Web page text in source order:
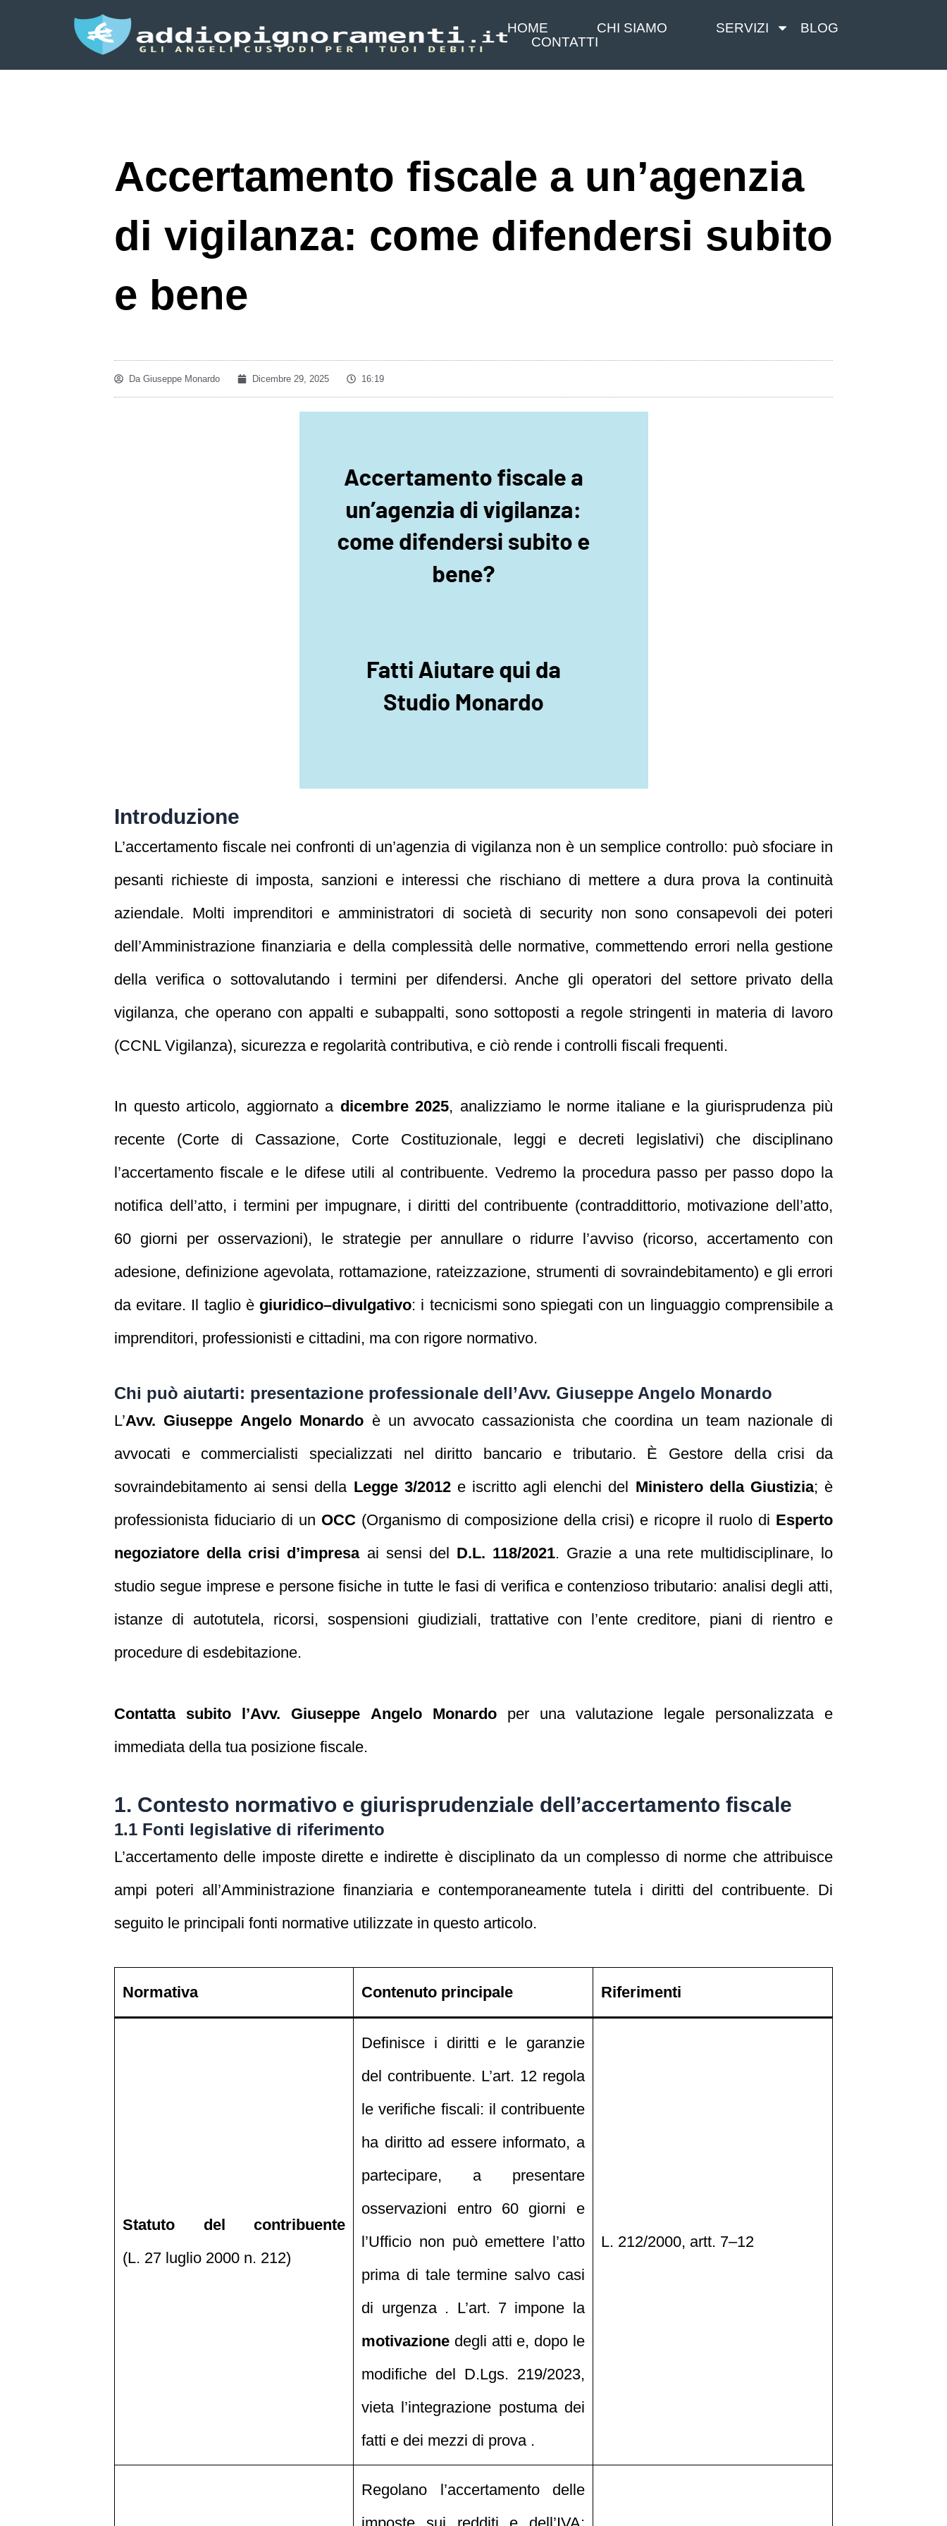
HOME CHI SIAMO SERVIZI
BLOG
CONTATTI
Accertamento fiscale a un’agenzia
di vigilanza: come difendersi subito
e bene
DaGiuseppe Monardo Dicembre 29, 2025 16:19
Introduzione
L’accertamento fiscale nei confronti di un’agenzia di vigilanza non è un semplice controllo: può sfociare in
pesanti richieste di imposta, sanzioni e interessi che rischiano di mettere a dura prova la continuità
aziendale. Molti imprenditori e amministratori di società di security non sono consapevoli dei poteri
dell’Amministrazione finanziaria e della complessità delle normative, commettendo errori nella gestione
della verifica o sottovalutando i termini per difendersi. Anche gli operatori del settore privato della
vigilanza, che operano con appalti e subappalti, sono sottoposti a regole stringenti in materia di lavoro
(CCNL Vigilanza), sicurezza e regolarità contributiva, e ciò rende i controlli fiscali frequenti.
In questo articolo, aggiornato a dicembre 2025, analizziamo le norme italiane e la giurisprudenza più
recente (Corte di Cassazione, Corte Costituzionale, leggi e decreti legislativi) che disciplinano
l’accertamento fiscale e le difese utili al contribuente. Vedremo la procedura passo per passo dopo la
notifica dell’atto, i termini per impugnare, i diritti del contribuente (contraddittorio, motivazione dell’atto,
60 giorni per osservazioni), le strategie per annullare o ridurre l’avviso (ricorso, accertamento con
adesione, definizione agevolata, rottamazione, rateizzazione, strumenti di sovraindebitamento) e gli errori
da evitare. Il taglio è giuridico–divulgativo: i tecnicismi sono spiegati con un linguaggio comprensibile a
imprenditori, professionisti e cittadini, ma con rigore normativo.
Chi può aiutarti: presentazione professionale dell’Avv. Giuseppe Angelo Monardo
L’Avv. Giuseppe Angelo Monardo è un avvocato cassazionista che coordina un team nazionale di
avvocati e commercialisti specializzati nel diritto bancario e tributario. È Gestore della crisi da
sovraindebitamento ai sensi della Legge 3/2012e iscritto agli elenchi del Ministero della Giustizia; è
professionista fiduciario di un OCC (Organismo di composizione della crisi) e ricopre il ruolo di Esperto
negoziatore della crisi d’impresaai sensi del D.L. 118/2021. Grazie a una rete multidisciplinare, lo
studio segue imprese e persone fisiche in tutte le fasi di verifica e contenzioso tributario: analisi degli atti,
istanze di autotutela, ricorsi, sospensioni giudiziali, trattative con l’ente creditore, piani di rientro e
procedure di esdebitazione.
Contatta subito l’Avv. Giuseppe Angelo Monardo per una valutazione legale personalizzata e
immediata della tua posizione fiscale.
1. Contesto normativo e giurisprudenziale dell’accertamento fiscale
1.1 Fonti legislative di riferimento
L’accertamento delle imposte dirette e indirette è disciplinato da un complesso di norme che attribuisce
ampi poteri all’Amministrazione finanziaria e contemporaneamente tutela i diritti del contribuente. Di
seguito le principali fonti normative utilizzate in questo articolo.
Normativa Contenuto principale Riferimenti
Statuto del contribuente
(L. 27 luglio 2000 n. 212)
Definisce i diritti e le garanzie
del contribuente. L’art. 12 regola
le verifiche fiscali: il contribuente
ha diritto ad essere informato, a
partecipare, a presentare
osservazioni entro 60 giorni e
l’Ufficio non può emettere l’atto
prima di tale termine salvo casi
di urgenza . L’art. 7 impone la
motivazione degli atti e, dopo le
modifiche del D.Lgs. 219/2023,
vieta l’integrazione postuma dei
fatti e dei mezzi di prova .
L. 212/2000, artt. 7–12
Regolano l’accertamento delle